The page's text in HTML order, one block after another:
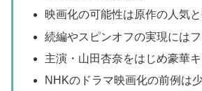
映画化の可能性は原作の人気
続編やスピンオフの実現には
主演・山田杏奈をはじめ豪華
NHKのドラマ映画化の前例は